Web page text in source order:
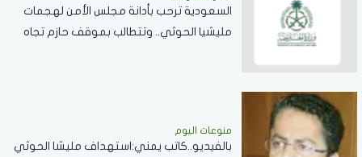
السعودية ترحب بأدانة مجلس الأمن لهجمات
مليشيا الحوثي.. وتتطالب بموقف حازم تجاه
منوعات اليوم
بالفيديو..كاتب يمني:استهداف مليشا الحوثي